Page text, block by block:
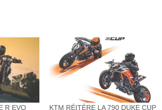
R EVO
KTM RÉITÈRE LA 790 DUKE CUP